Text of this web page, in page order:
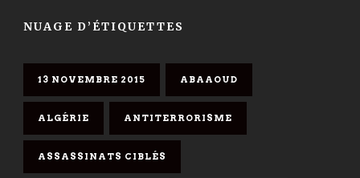
NUAGE D’ÉTIQUETTES
13 NOVEMBRE 2015 ABAAOUD
ALGÉRIE ANTITERRORISME
ASSASSINATS CIBLÉS